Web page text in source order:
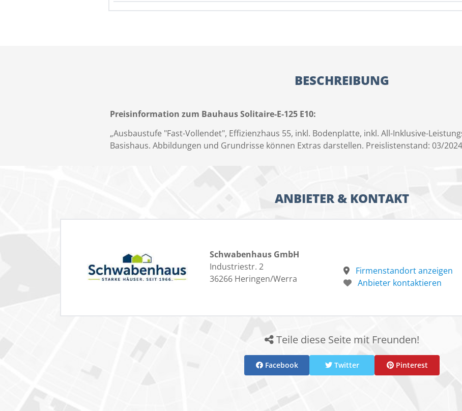
BESCHREIBUNG
Preisinformation zum Bauhaus Solitaire-E-125 E10:
„Ausbaustufe "Fast-Vollendet", Effizienzhaus 55, inkl. Bodenplatte, inkl. All-Inklusive-
Basishaus. Abbildungen und Grundrisse können Extras darstellen. Preislistenstand: 03/
ANBIETER & KONTAKT
Schwabenhaus GmbH
Industriestr. 2
36266 Heringen/Werra
Firmenstandort anzeigen
Anbieter kontaktieren
Teile diese Seite mit Freunden!
Facebook Twitter Pinterest